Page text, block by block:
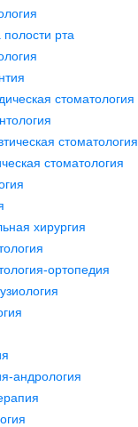
полости рта
стоматология
стоматология
стоматология
хирургия
ортопедия
андрология